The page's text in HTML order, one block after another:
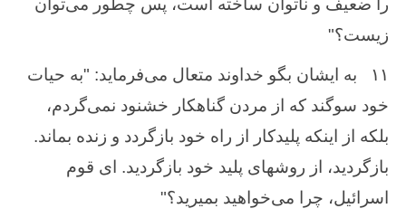
را ضعیف و ناتوان ساخته است، پس چطور می‌توان
زیست؟"
۱۱
به ایشان بگو خداوند متعال می‌فرماید: "به حیات
خود سوگند که از مردن گناهکار خشنود نمی‌گردم،
بلکه از اینکه پلیدکار از راه خود بازگردد و زنده بماند.
بازگردید، از روشهای پلید خود بازگردید. ای قوم
اسرائیل، چرا می‌خواهید بمیرید؟"